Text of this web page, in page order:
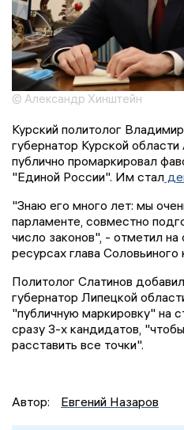
© Александр Хинштейн
Курский политолог
губернатор Курской
публично промаркировал
"Единой России". Им стал
"Знаю его много лет: мы
парламенте, совместно
число законов", - отметил
ресурсах глава Соловьиного
Политолог Слатинов
губернатор Липецкой
"публичную маркировку" на
сразу 3-х кандидатов,
расставить все точки".
Автор: Евгений Назаров